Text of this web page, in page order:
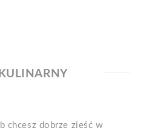
chcesz dobrze zjeść w